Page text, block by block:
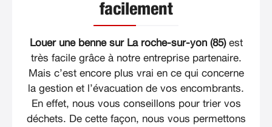
facilement
Louer une benne sur La roche-sur-yon (85)est
très facile grâce à notre entreprise partenaire.
Mais c’est encore plus vrai en ce qui concerne
la gestion et l’évacuation de vos encombrants.
En effet, nous vous conseillons pour trier vos
déchets. De cette façon, nous vous permettons